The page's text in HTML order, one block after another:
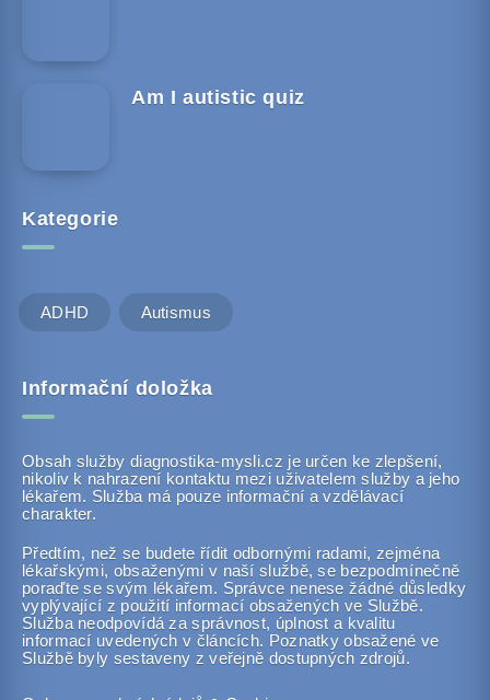
Am I autistic quiz
Kategorie
ADHD Autismus
Informační doložka
Obsah služby diagnostika-mysli.cz je určen ke zlepšení,
nikoliv k nahrazení kontaktu mezi uživatelem služby a jeho
lékařem. Služba má pouze informační a vzdělávací
charakter.
Předtím, než se budete řídit odbornými radami, zejména
lékařskými, obsaženými v naší službě, se bezpodmínečně
poraďte se svým lékařem. Správce nenese žádné důsledky
vyplývající z použití informací obsažených ve Službě.
Služba neodpovídá za správnost, úplnost a kvalitu
informací uvedených v článcích. Poznatky obsažené ve
Službě byly sestaveny z veřejně dostupných zdrojů.